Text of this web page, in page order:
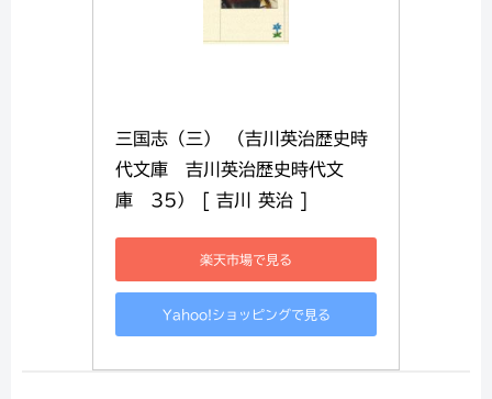
三国志（三） （吉川英治歴史時
代文庫　吉川英治歴史時代文
庫　35） [ 吉川 英治 ]
楽天市場で見る
Yahoo!ショッピングで見る